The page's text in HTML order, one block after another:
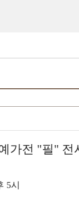
가전 "필" 전
5시